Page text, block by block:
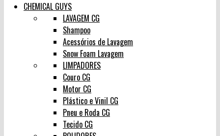
CHEMICAL GUYS
LAVAGEM CG
Shampoo
Acessórios de Lavagem
Snow Foam Lavagem
LIMPADORES
Couro CG
Motor CG
Plástico e Vinil CG
Pneu e Roda CG
Tecido CG